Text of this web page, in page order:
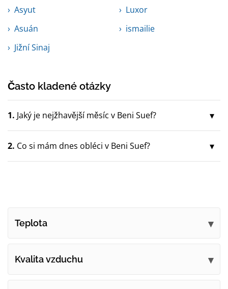
Asyut
Luxor
Asuán
ismailie
Jižní Sinaj
Často kladené otázky
1. Jaký je nejžhavější měsíc v Beni Suef?
2. Co si mám dnes obléci v Beni Suef?
Teplota
Kvalita vzduchu